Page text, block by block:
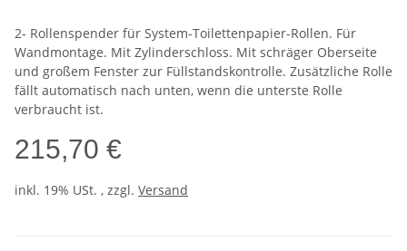
2- Rollenspender für System-Toilettenpapier-Rollen. Für
Wandmontage. Mit Zylinderschloss. Mit schräger Oberseite
und großem Fenster zur Füllstandskontrolle. Zusätzliche Rolle
fällt automatisch nach unten, wenn die unterste Rolle
verbraucht ist.
215,70 €
inkl. 19% USt. , zzgl. Versand